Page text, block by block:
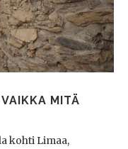
MITÄ
kohti Limaa,